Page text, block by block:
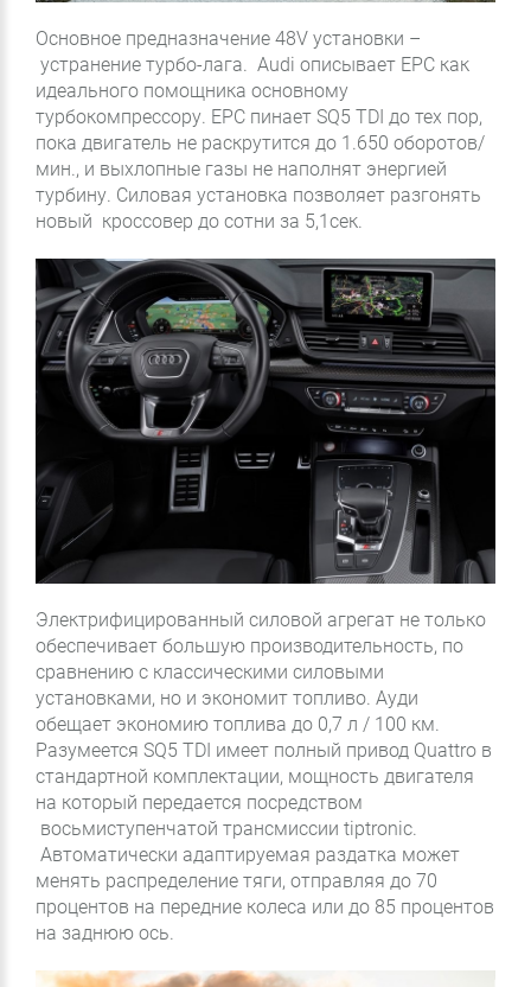
Основное предназначение 48V установки –
устранение турбо-лага. Audi описывает EPC как
идеального помощника основному
турбокомпрессору. EPC пинает SQ5 TDI до тех пор,
пока двигатель не раскрутится до 1.650 оборотов/
мин., и выхлопные газы не наполнят энергией
турбину. Силовая установка позволяет разгонять
новый кроссовер до сотни за 5,1сек.
Электрифицированный силовой агрегат не только
обеспечивает большую производительность, по
сравнению с классическими силовыми
установками, но и экономит топливо. Ауди
обещает экономию топлива до 0,7 л / 100 км.
Разумеется SQ5 TDI имеет полный привод Quattro в
стандартной комплектации, мощность двигателя
на который передается посредством
восьмиступенчатой трансмиссии tiptronic.
Автоматически адаптируемая раздатка может
менять распределение тяги, отправляя до 70
процентов на передние колеса или до 85 процентов
на заднюю ось.